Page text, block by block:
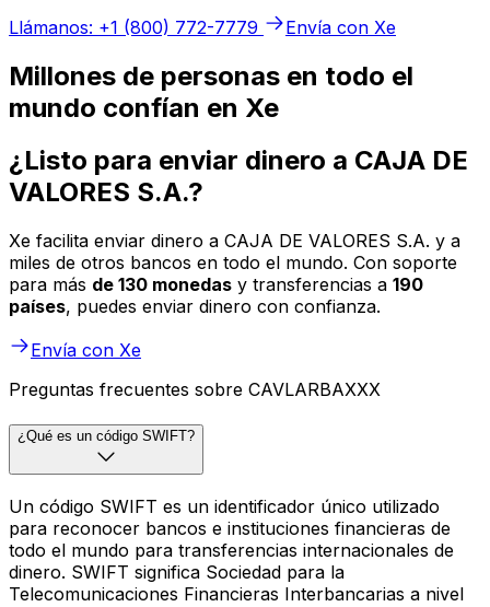
Llámanos: +1 (800) 772-7779
Envía con Xe
Millones de personas en todo el
mundo confían en Xe
¿Listo para enviar dinero a CAJA DE
VALORES S.A.?
Xe facilita enviar dinero a CAJA DE VALORES S.A. y a
miles de otros bancos en todo el mundo. Con soporte
para más de 130 monedas y transferencias a 190
países, puedes enviar dinero con confianza.
Envía con Xe
Preguntas frecuentes sobre CAVLARBAXXX
¿Qué es un código SWIFT?
Un código SWIFT es un identificador único utilizado
para reconocer bancos e instituciones financieras de
todo el mundo para transferencias internacionales de
dinero. SWIFT significa Sociedad para la
Telecomunicaciones Financieras Interbancarias a nivel